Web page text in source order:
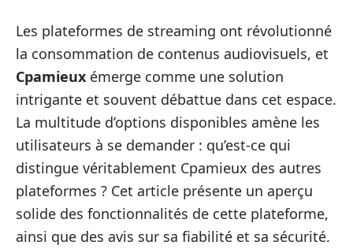
Les plateformes de streaming ont révolutionné
la consommation de contenus audiovisuels, et
Cpamieux émerge comme une solution
intrigante et souvent débattue dans cet espace.
La multitude d’options disponibles amène les
utilisateurs à se demander : qu’est-ce qui
distingue véritablement Cpamieux des autres
plateformes ? Cet article présente un aperçu
solide des fonctionnalités de cette plateforme,
ainsi que des avis sur sa fiabilité et sa sécurité.